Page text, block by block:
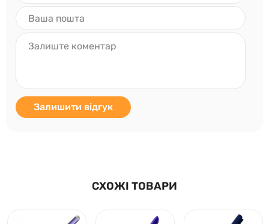
Залишити відгук
СХОЖІ ТОВАРИ